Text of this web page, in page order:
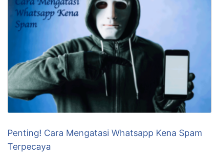
ke versi terbaru. Dengan mengikuti langkah-langkah
yang kami berikan, Anda dapat …